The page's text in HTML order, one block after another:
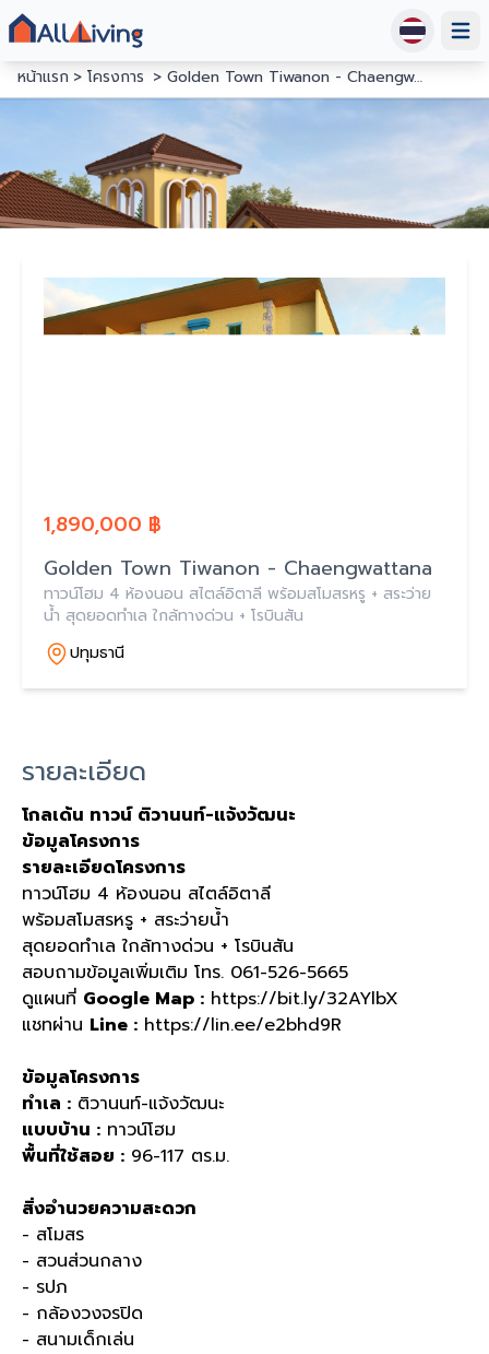
หน้าแรก
โครงการ Golden Town Tiwanon - Chaengwattana
1,890,000 ฿
Golden Town Tiwanon - Chaengwattana
ทาวน์โฮม 4 ห้องนอน สไตล์อิตาลี พร้อมสโมสรหรู + สระว่าย
น้ำ สุดยอดทำเล ใกล้ทางด่วน + โรบินสัน
ปทุมธานี
รายละเอียด
โกลเด้น ทาวน์ ติวานนท์-แจ้งวัฒนะ
ข้อมูลโครงการ
รายละเอียดโครงการ
ทาวน์โฮม 4 ห้องนอน สไตล์อิตาลี
พร้อมสโมสรหรู + สระว่ายน้ำ
สุดยอดทำเล ใกล้ทางด่วน + โรบินสัน
สอบถามข้อมูลเพิ่มเติม โทร. 061-526-5665
ดูแผนที่ Google Map : https://bit.ly/32AYlbX
แชทผ่าน Line : https://lin.ee/e2bhd9R
ข้อมูลโครงการ
ทำเล : ติวานนท์-แจ้งวัฒนะ
แบบบ้าน : ทาวน์โฮม
พื้นที่ใช้สอย : 96-117 ตร.ม.
สิ่งอำนวยความสะดวก
- สโมสร
- สวนส่วนกลาง
- รปภ
- กล้องวงจรปิด
- สนามเด็กเล่น